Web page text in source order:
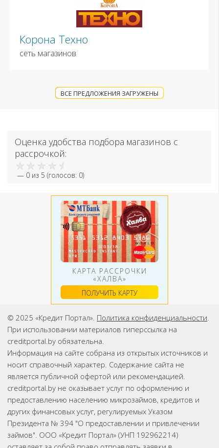
Корона Техно
сеть магазинов
ВСЕ ПРЕДЛОЖЕНИЯ ЗАГРУЖЕНЫ
Оценка удобства подбора магазинов с
рассрочкой:
— 0 из 5 (голосов: 0)
КАРТА РАССРОЧКИ
«ХАЛВА»
ПОЛУЧИТЬ КАРТУ
© 2025 «Кредит Портал». Политика конфиденциальности
При использовании материалов гиперссылка на
creditportal.by обязательна.
Информация на сайте собрана из открытых источников и
носит справочный характер. Содержание сайта не
является публичной офертой или рекомендацией.
creditportal.by не оказывает услуг по оформлению и
предоставлению населению микрозаймов, кредитов и
других финансовых услуг, регулируемых Указом
Президента № 394 "О предоставлении и привлечении
займов". ООО «Кредит Портал» (УНП 192962214)